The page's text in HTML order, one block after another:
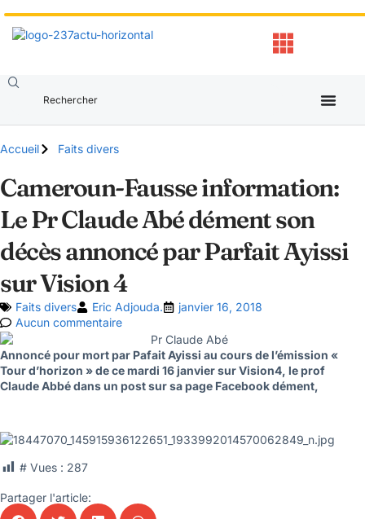
Accueil Faits divers
Cameroun-Fausse information:
Le Pr Claude Abé dément son
décès annoncé par Parfait Ayissi
sur Vision 4
Faits divers Eric Adjouda.
janvier 16, 2018
Aucun commentaire
Annoncé pour mort par Pafait Ayissi au cours de l’émission «
Tour d’horizon » de ce mardi 16 janvier sur Vision4, le prof
Claude Abbé dans un post sur sa page Facebook dément,
# Vues : 287
Partager l'article: